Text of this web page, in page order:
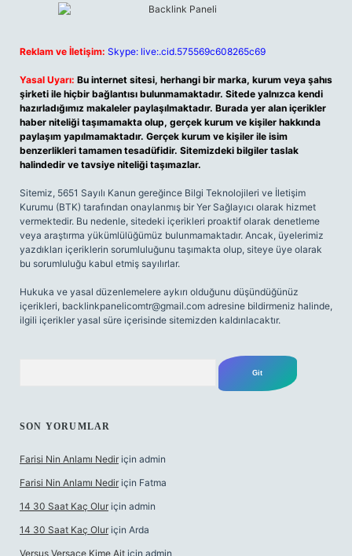
Reklam ve İletişim: Skype: live:.cid.575569c608265c69
Yasal Uyarı: Bu internet sitesi, herhangi bir marka, kurum veya şahıs
şirketi ile hiçbir bağlantısı bulunmamaktadır. Sitede yalnızca kendi
hazırladığımız makaleler paylaşılmaktadır. Burada yer alan içerikler
haber niteliği taşımamakta olup, gerçek kurum ve kişiler hakkında
paylaşım yapılmamaktadır. Gerçek kurum ve kişiler ile isim
benzerlikleri tamamen tesadüfidir. Sitemizdeki bilgiler taslak
halindedir ve tavsiye niteliği taşımazlar.
Sitemiz, 5651 Sayılı Kanun gereğince Bilgi Teknolojileri ve İletişim
Kurumu (BTK) tarafından onaylanmış bir Yer Sağlayıcı olarak hizmet
vermektedir. Bu nedenle, sitedeki içerikleri proaktif olarak denetleme
veya araştırma yükümlülüğümüz bulunmamaktadır. Ancak, üyelerimiz
yazdıkları içeriklerin sorumluluğunu taşımakta olup, siteye üye olarak
bu sorumluluğu kabul etmiş sayılırlar.
Hukuka ve yasal düzenlemelere aykırı olduğunu düşündüğünüz
içerikleri, backlinkpanelicomtr@gmail.com adresine bildirmeniz halinde,
ilgili içerikler yasal süre içerisinde sitemizden kaldırılacaktır.
SON YORUMLAR
Farisi Nin Anlamı Nedir için admin
Farisi Nin Anlamı Nedir için Fatma
14 30 Saat Kaç Olur için admin
14 30 Saat Kaç Olur için Arda
Versus Versace Kime Ait için admin